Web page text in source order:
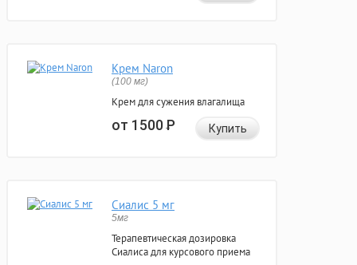
Крем Naron
(100 мг)
Крем для сужения влагалища
от 1500Р Купить
Сиалис 5 мг
5мг
Терапевтическая дозировка
Сиалиса для курсового приема